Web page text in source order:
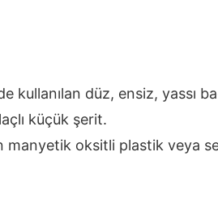
kullanılan düz, ensiz, yassı
küçük şerit.
manyetik oksitli plastik veya